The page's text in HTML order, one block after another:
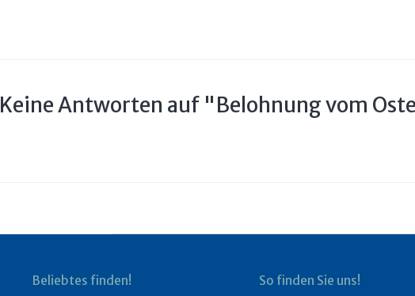
Keine Antworten auf "Belohnung vom
Beliebtes finden! So finden Sie uns!